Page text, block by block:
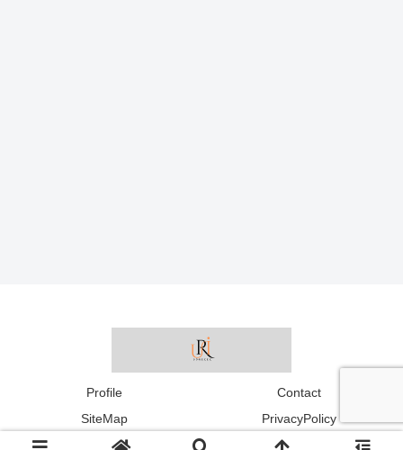
Profile
Contact
SiteMap
PrivacyPolicy